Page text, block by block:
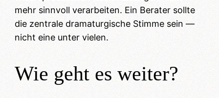
mehr sinnvoll verarbeiten. Ein Berater sollte
die zentrale dramaturgische Stimme sein —
nicht eine unter vielen.
Wie geht es weiter?